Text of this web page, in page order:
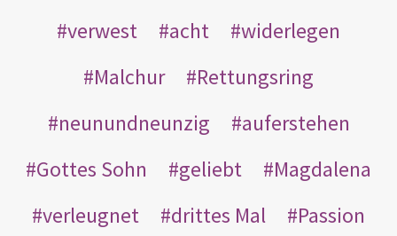
verwest
acht
widerlegen
Malchur
Rettungsring
neunundneunzig
auferstehen
Gottes Sohn
geliebt
Magdalena
verleugnet
drittes Mal
Passion